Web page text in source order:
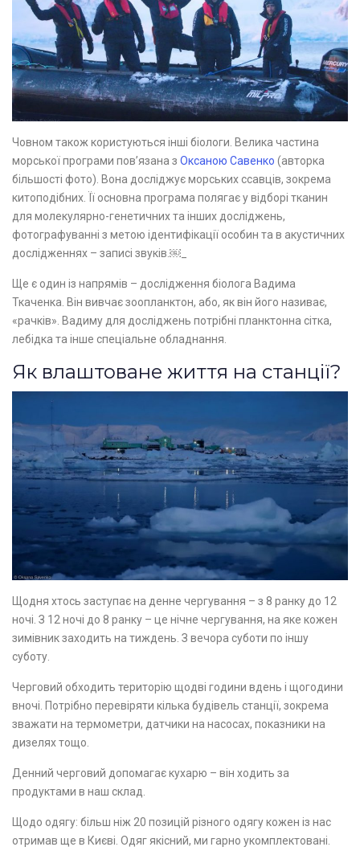
Човном також користуються інші біологи. Велика частина
морської програми пов’язана з Оксаною Савенко (авторка
більшості фото). Вона досліджує морських ссавців, зокрема
китоподібних. Її основна програма полягає у відборі тканин
для молекулярно-генетичних та інших досліджень,
фотографуванні з метою ідентифікації особин та в акустичних
дослідженнях – записі звуків.￼​_
Ще є один із напрямів – дослідження біолога Вадима
Ткаченка. Він вивчає зоопланктон, або, як він його називає,
«рачків». Вадиму для досліджень потрібні планктонна сітка,
лебідка та інше спеціальне обладнання.
Як влаштоване життя на станції?
Щодня хтось заступає на денне чергування – з 8 ранку до 12
ночі. З 12 ночі до 8 ранку – це нічне чергування, на яке кожен
зимівник заходить на тиждень. З вечора суботи по іншу
суботу.
Черговий обходить територію щодві години вдень і щогодини
вночі. Потрібно перевіряти кілька будівель станції, зокрема
зважати на термометри, датчики на насосах, показники на
дизелях тощо.
Денний черговий допомагає кухарю – він ходить за
продуктами в наш склад.
Щодо одягу: більш ніж 20 позицій різного одягу кожен із нас
отримав ще в Києві. Одяг якісний, ми гарно укомплектовані.